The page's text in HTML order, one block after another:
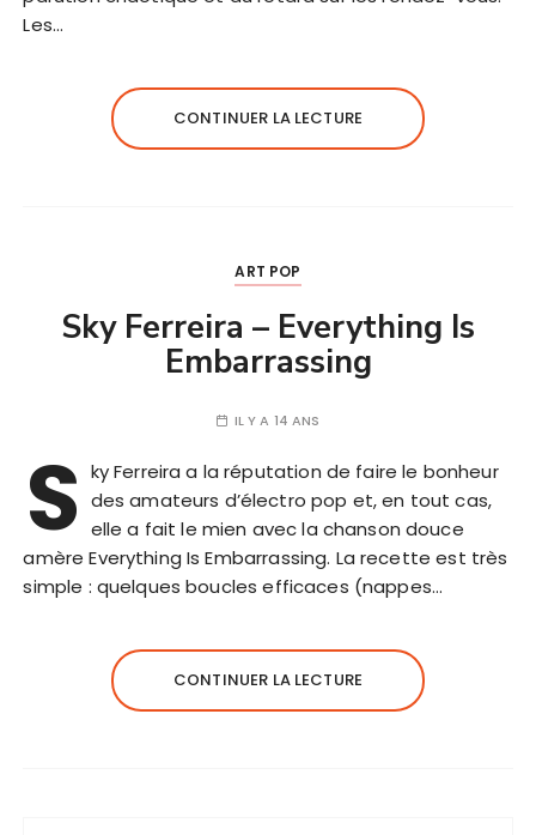
Les…
CONTINUER LA LECTURE
ART POP
Sky Ferreira – Everything Is
Embarrassing
IL Y A 14 ANS
S ky Ferreira a la réputation de faire le bonheur
des amateurs d’électro pop et, en tout cas,
elle a fait le mien avec la chanson douce
amère Everything Is Embarrassing. La recette est très
simple : quelques boucles efficaces (nappes…
CONTINUER LA LECTURE